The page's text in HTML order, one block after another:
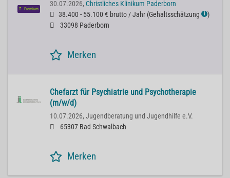
Premium
30.07.2026, Christliches Klinikum Paderborn
38.400 - 55.100 € brutto / Jahr (Gehaltsschätzung ℹ )
33098 Paderborn
Merken
Chefarzt für Psychiatrie und Psychotherapie
(m/w/d)
10.07.2026, Jugendberatung und Jugendhilfe e.V.
65307 Bad Schwalbach
Merken